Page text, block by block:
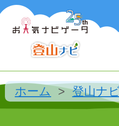
ホーム 登山ナ